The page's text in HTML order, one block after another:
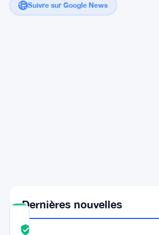
Suivre sur Google News
COMMUNITY
Dernières nouvelles